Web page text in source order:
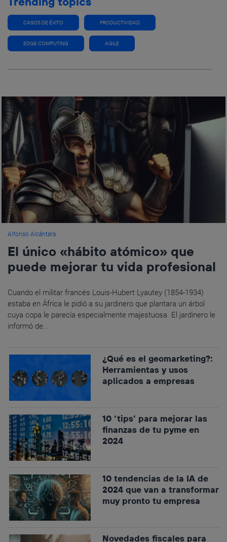
CASOS DE ÉXITO PRODUCTIVIDAD
EDGE COMPUTING AGILE
Alfonso Alcántara
El único «hábito atómico» que
puede mejorar tu vida profesional
Cuando el militar francés Louis-Hubert Lyautey (1854-1934)
estaba en África le pidió a su jardinero que plantara un árbol
cuya copa le parecía especialmente majestuosa. El jardinero le
informó de...
¿Qué es el geomarketing?:
Herramientas y usos
aplicados a empresas
10 ‘tips’ para mejorar las
finanzas de tu pyme en
2024
10 tendencias de la IA de
2024 que van a transformar
muy pronto tu empresa
Novedades fiscales para